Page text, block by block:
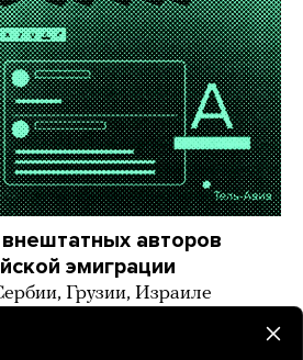
авторов
эмиграции
Грузии, Израиле
нам!